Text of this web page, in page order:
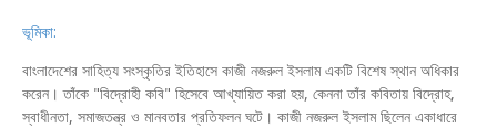
ভূমিকা:
বাংলাদেশের সাহিত্য সংস্কৃতির ইতিহাসে কাজী নজরুল ইসলাম একটি বিশেষ স্থান অধিকার
করেন। তাঁকে "বিদ্রোহী কবি" হিসেবে আখ্যায়িত করা হয়, কেননা তাঁর কবিতায় বিদ্রোহ,
স্বাধীনতা, সমাজতন্ত্র ও মানবতার প্রতিফলন ঘটে। কাজী নজরুল ইসলাম ছিলেন একাধারে